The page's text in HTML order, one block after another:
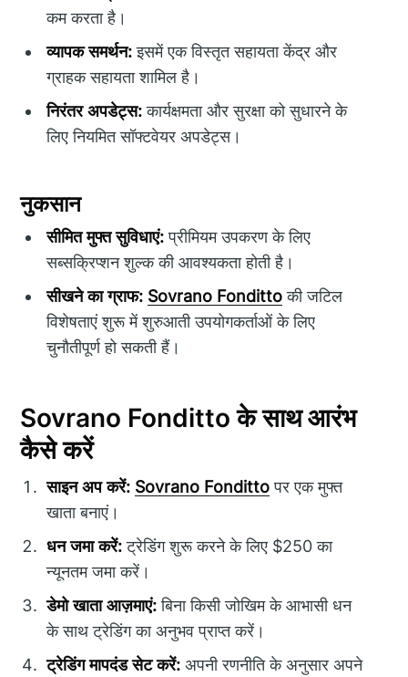
कम करता है।
व्यापक समर्थन:इसमें एक विस्तृत सहायता केंद्र और
ग्राहक सहायता शामिल है।
निरंतर अपडेट्स:कार्यक्षमता और सुरक्षा को सुधारने के
लिए नियमित सॉफ्टवेयर अपडेट्स।
नुकसान
सीमित मुफ्त सुविधाएं:प्रीमियम उपकरण के लिए
सब्सक्रिप्शन शुल्क की आवश्यकता होती है।
सीखने का ग्राफ: Sovrano Fondittoकी जटिल
विशेषताएं शुरू में शुरुआती उपयोगकर्ताओं के लिए
चुनौतीपूर्ण हो सकती हैं।
Sovrano Fonditto के साथ आरंभ
कैसे करें
साइन अप करें: Sovrano Fondittoपर एक मुफ्त
खाता बनाएं।
धन जमा करें:ट्रेडिंग शुरू करने के लिए $250 का
न्यूनतम जमा करें।
डेमो खाता आज़माएं:बिना किसी जोखिम के आभासी धन
के साथ ट्रेडिंग का अनुभव प्राप्त करें।
ट्रेडिंग मापदंड सेट करें: अपनी रणनीति के अनुसार अपने